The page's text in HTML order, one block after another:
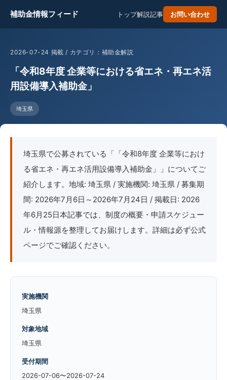
補助金情報フィード トップ解説記事 お問い合わせ
2026-07-24 掲載 / カテゴリ：補助金解説
「令和8年度 企業等における省エネ・再エネ活
用設備導入補助金」
埼玉県
埼玉県で公募されている「「令和8年度 企業等におけ
る省エネ・再エネ活用設備導入補助金」」についてご
紹介します。地域: 埼玉県 / 実施機関: 埼玉県 / 募集期
間: 2026年7月6日～2026年7月24日 / 掲載日: 2026
年6月25日本記事では、制度の概要・申請スケジュー
ル・情報源を整理してお届けします。詳細は必ず公式
ページでご確認ください。
実施機関
埼玉県
対象地域
埼玉県
受付期間
2026-07-06〜2026-07-24